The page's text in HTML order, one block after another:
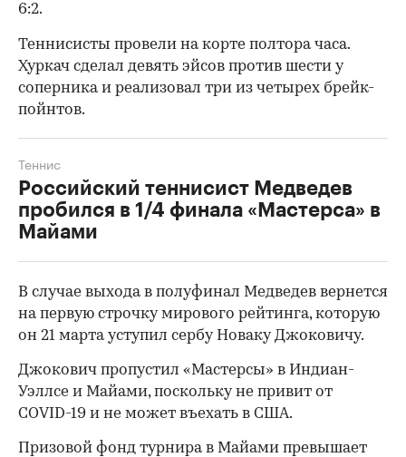
6:2.
00:00 00:00
Теннисисты провели на корте полтора часа.
Хуркач сделал девять эйсов против шести у
соперника и реализовал три из четырех брейк-
пойнтов.
Российский теннисист Медведев
пробился в 1/4 финала «Мастерса» в
Майами
Теннис
В случае выхода в полуфинал Медведев вернется
на первую строчку мирового рейтинга, которую
он 21 марта уступил сербу Новаку Джоковичу.
Джокович пропустил «Мастерсы» в Индиан-
Уэллсе и Майами, поскольку не привит от
COVID-19 и не может въехать в США.
Призовой фонд турнира в Майами превышает